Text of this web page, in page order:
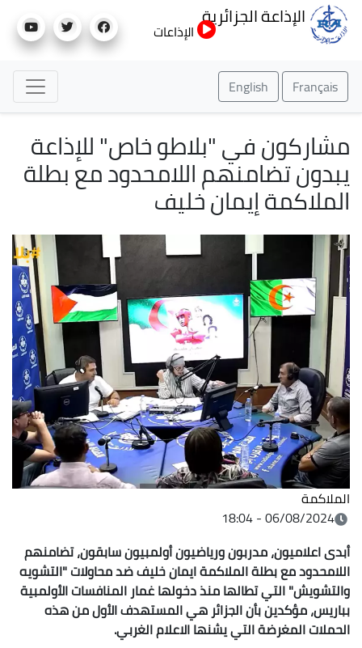
إلى
الإذاعة الجزائرية
الإذاعات
Français
English
مشاركون في "بلاطو خاص" للإذاعة
يبدون تضامنهم اللامحدود مع بطلة
الملاكمة إيمان خليف
الملاكمة
06/08/2024 - 18:04
أبدى اعلاميون، مدربون ورياضيون أولمبيون سابقون، تضامنهم
اللامحدود مع بطلة الملاكمة ايمان خليف ضد محاولات "التشويه
والتشويش" التي تطالها منذ دخولها غمار المنافسات الأولمبية
بباريس، مؤكدين بأن الجزائر هي المستهدف الأول من هذه
الحملات المغرضة التي يشنها الاعلام الغربي.